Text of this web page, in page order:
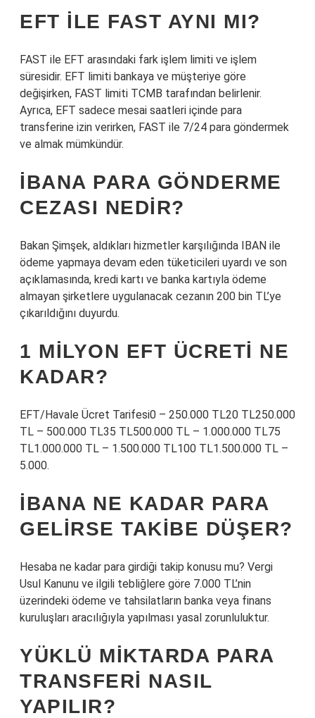
EFT ILE FAST AYNI MI?
FAST ile EFT arasındaki fark işlem limiti ve işlem
süresidir. EFT limiti bankaya ve müşteriye göre
değişirken, FAST limiti TCMB tarafından belirlenir.
Ayrıca, EFT sadece mesai saatleri içinde para
transferine izin verirken, FAST ile 7/24 para göndermek
ve almak mümkündür.
İBANA PARA GÖNDERME
CEZASI NEDIR?
Bakan Şimşek, aldıkları hizmetler karşılığında IBAN ile
ödeme yapmaya devam eden tüketicileri uyardı ve son
açıklamasında, kredi kartı ve banka kartıyla ödeme
almayan şirketlere uygulanacak cezanın 200 bin TL’ye
çıkarıldığını duyurdu.
1 MILYON EFT ÜCRETI NE
KADAR?
EFT/Havale Ücret Tarifesi0 – 250.000 TL20 TL250.000
TL – 500.000 TL35 TL500.000 TL – 1.000.000 TL75
TL1.000.000 TL – 1.500.000 TL100 TL1.500.000 TL –
5.000.
İBANA NE KADAR PARA
GELIRSE TAKIBE DÜŞER?
Hesaba ne kadar para girdiği takip konusu mu? Vergi
Usul Kanunu ve ilgili tebliğlere göre 7.000 TL’nin
üzerindeki ödeme ve tahsilatların banka veya finans
kuruluşları aracılığıyla yapılması yasal zorunluluktur.
YÜKLÜ MIKTARDA PARA
TRANSFERI NASIL
YAPILIR?